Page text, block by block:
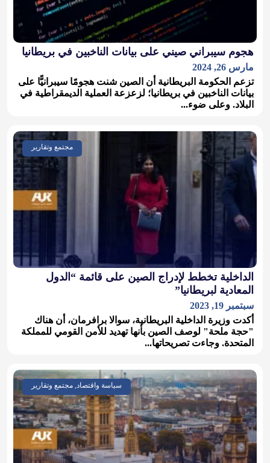
هجوم سيبراني صيني على بيانات الناخبين في بريطانيا
مارس 26, 2024
تزعم الحكومة البريطانية أن الصين شنت هجومًا سيبرانيًّا على
بيانات الناخبين في بريطانيا؛ لزعزعة العملية الديمقراطية في
البلاد. وعلى ضوء...
مجتمع وتقارير
الداخلية تخطط لإدراج الصين على قائمة “الدول
المعادية لبريطانيا”
سبتمبر 19, 2023
أكدت وزيرة الداخلية البريطانية، سوالا برافرمان، أن هناك
"حجة ملحة" لوصف الصين بأنها تهديد للأمن القومي للمملكة
المتحدة. وجاءت تصريحاتها...
سياسة واقتصاد, مجتمع وتقارير